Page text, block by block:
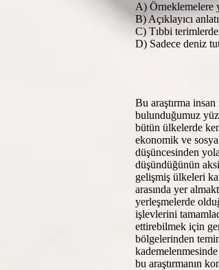
A) Örneklemelere
B) Açıklayıcı
C) Tıbbi
D) Sadece deniz
Bu araştırma insan
bulunduğumuz
bütün ülkelerde
ekonomik ve
düşüncesinden
düşündüğünün
gelişmiş ülkeleri
arasında yer
yerleşmelerde
işlevlerini
ettirebilmek için
bölgelerinden
bu araştırmanın